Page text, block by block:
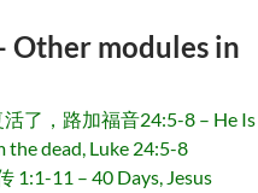
Other modules in
了，路加福音24:5-8 – He Is
the dead, Luke 24:5-8
1:1-11 – 40 Days, Jesus